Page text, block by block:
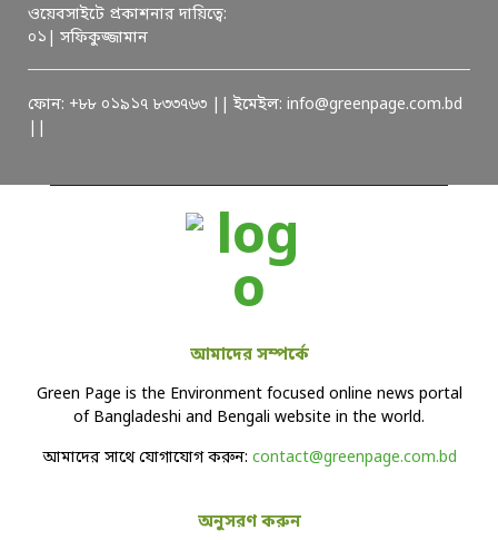
ওয়েবসাইটে প্রকাশনার দায়িত্বে:
০১| সফিকুজ্জামান
ফোন: +৮৮ ০১৯১৭ ৮৩৩৭৬৩ || ইমেইল: info@greenpage.com.bd
আমাদের সম্পর্কে
Green Page is the Environment focused online news portal
of Bangladeshi and Bengali website in the world.
আমাদের সাথে যোগাযোগ করুন: contact@greenpage.com.bd
অনুসরণ করুন